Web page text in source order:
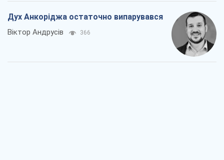
Дух Анкоріджа остаточно випарувався
Віктор Андрусів 366